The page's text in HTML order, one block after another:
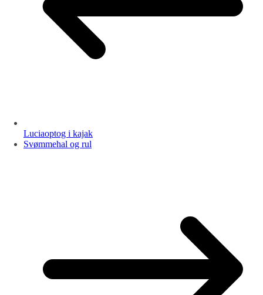
Luciaoptog i kajak
Svømmehal og rul